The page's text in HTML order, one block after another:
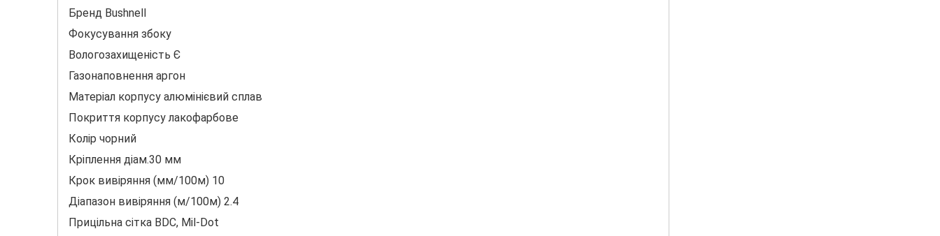
Бренд Bushnell
Фокусування збоку
Вологозахищеність Є
Газонаповнення аргон
Матеріал корпусу алюмінієвий сплав
Покриття корпусу лакофарбове
Колір чорний
Кріплення діам.30 мм
Крок вивіряння (мм/100м) 10
Діапазон вивіряння (м/100м) 2.4
Прицільна сітка BDC, Mil-Dot